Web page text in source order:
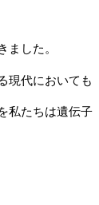
した。
現代においても
私たちは遺伝子